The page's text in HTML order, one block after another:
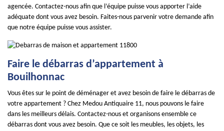
agencée. Contactez-nous afin que l’équipe puisse vous apporter l’aide
adéquate dont vous avez besoin. Faites-nous parvenir votre demande afin
que notre équipe puisse vous assister.
Faire le débarras d’appartement à
Bouilhonnac
Vous êtes sur le point de déménager et avez besoin de faire le débarras de
votre appartement ? Chez Medou Antiquaire 11, nous pouvons le faire
dans les meilleurs délais. Contactez-nous et organisons ensemble ce
débarras dont vous avez besoin. Que ce soit les meubles, les objets, les